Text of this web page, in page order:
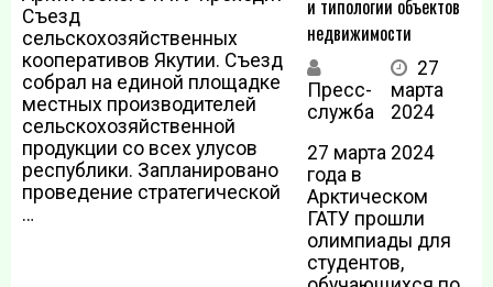
Съезд
сельскохозяйственных
кооперативов Якутии. Съезд
собрал на единой площадке
местных производителей
сельскохозяйственной
продукции со всех улусов
республики. Запланировано
проведение стратегической
…
и типологии объектов
недвижимости
Пресс-
служба
27
марта
2024
27 марта 2024
года в
Арктическом
ГАТУ прошли
олимпиады для
студентов,